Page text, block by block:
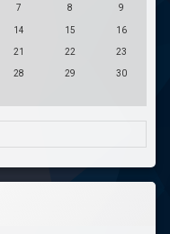
7 8 9
14 15 16
21 22 23
28 29 30